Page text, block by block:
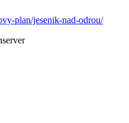
plan/jesenik-nad-odrou/